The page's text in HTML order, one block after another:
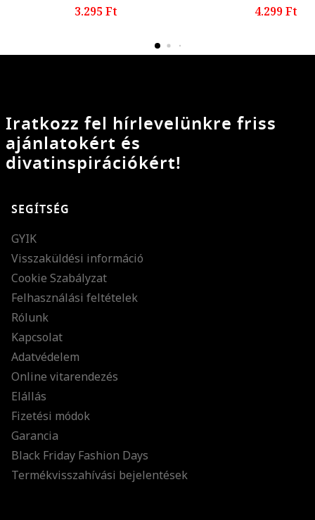
3.295 Ft
4.299 Ft
Iratkozz fel hírlevelünkre friss
ajánlatokért és
divatinspirációkért!
SEGÍTSÉG
GYIK
Visszaküldési információ
Cookie Szabályzat
Felhasználási feltételek
Rólunk
Kapcsolat
Adatvédelem
Online vitarendezés
Elállás
Fizetési módok
Garancia
Black Friday Fashion Days
Termékvisszahívási bejelentések